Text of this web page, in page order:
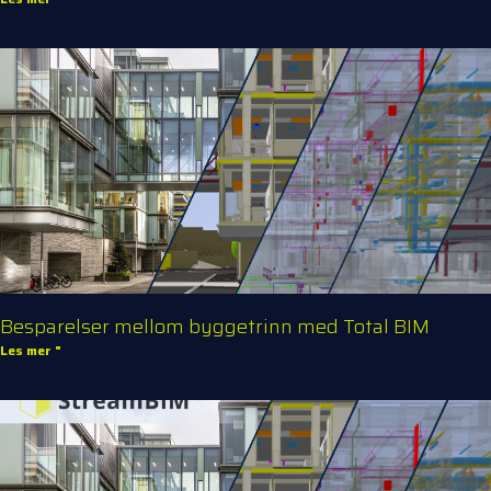
Besparelser mellom byggetrinn med Total BIM
Les mer "